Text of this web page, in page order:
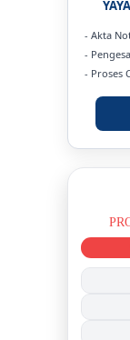
- Akta
-
- Proses